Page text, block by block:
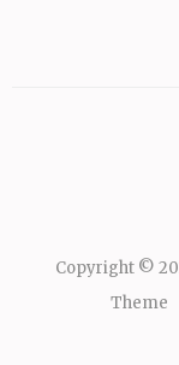
Copyright ©
Theme